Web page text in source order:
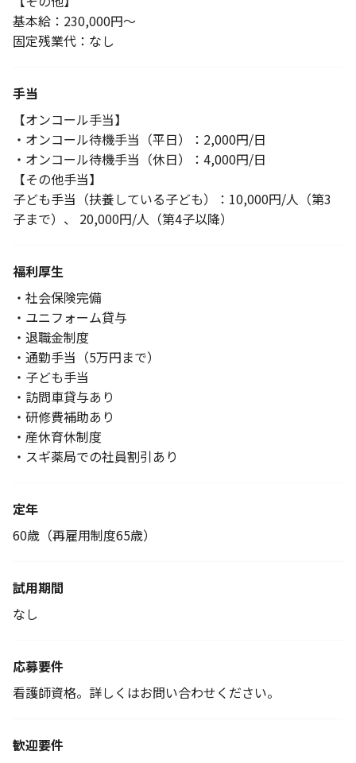
基本給：230,000円～
固定残業代：なし
手当
【オンコール手当】
・オンコール待機手当（平日）：2,000円/日
・オンコール待機手当（休日）：4,000円/日
【その他手当】
子ども手当（扶養している子ども）：10,000円/人（第3
子まで）、 20,000円/人（第4子以降）
福利厚生
・社会保険完備
・ユニフォーム貸与
・退職金制度
・通勤手当（5万円まで）
・子ども手当
・訪問車貸与あり
・研修費補助あり
・産休育休制度
・スギ薬局での社員割引あり
定年
60歳（再雇用制度65歳）
試用期間
なし
応募要件
看護師資格。詳しくはお問い合わせください。
歓迎要件